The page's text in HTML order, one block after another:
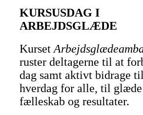
KURSUSDAG I
ARBEJDSGLÆDE
Kurset
ruster deltagerne til at
dag samt aktivt bidrage
hverdag for alle, til
fælleskab og resultater.